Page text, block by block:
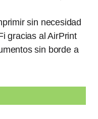
sin necesidad
gracias al AirPrint
sin borde a